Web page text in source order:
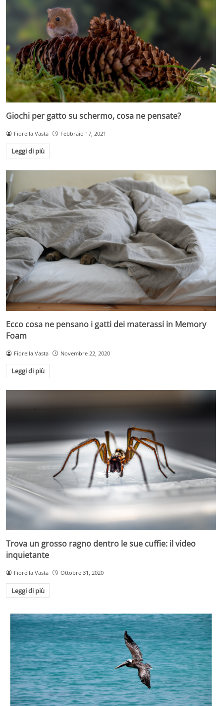
Giochi per gatto su schermo, cosa ne pensate?
Fiorella Vasta Febbraio 17, 2021
Leggi di più
Ecco cosa ne pensano i gatti dei materassi in Memory
Foam
Fiorella Vasta Novembre 22, 2020
Leggi di più
Trova un grosso ragno dentro le sue cuffie: il video
inquietante
Fiorella Vasta Ottobre 31, 2020
Leggi di più